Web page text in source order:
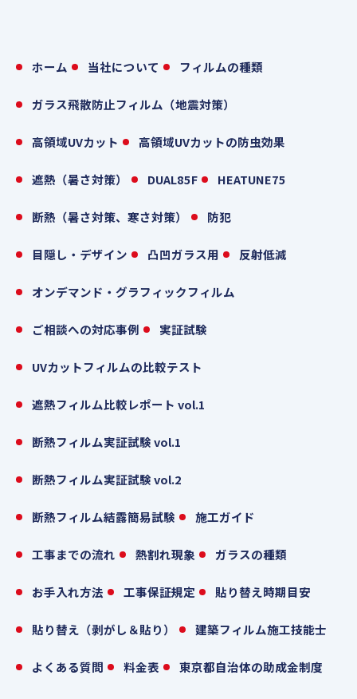
ホーム 当社について フィルムの種類
ガラス飛散防止フィルム（地震対策）
高領域UVカット 高領域UVカットの防虫効果
遮熱（暑さ対策） DUAL85F HEATUNE75
断熱（暑さ対策、寒さ対策） 防犯
目隠し・デザイン 凸凹ガラス用 反射低減
オンデマンド・グラフィックフィルム
ご相談への対応事例 実証試験
UVカットフィルムの比較テスト
遮熱フィルム比較レポート vol.1
断熱フィルム実証試験 vol.1
断熱フィルム実証試験 vol.2
断熱フィルム結露簡易試験 施工ガイド
工事までの流れ 熱割れ現象 ガラスの種類
お手入れ方法 工事保証規定 貼り替え時期目安
貼り替え（剥がし＆貼り） 建築フィルム施工技能士
よくある質問 料金表 東京都自治体の助成金制度